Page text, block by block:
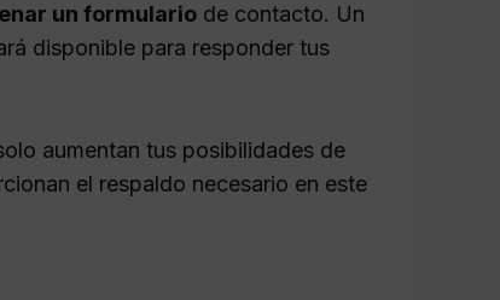
un formulario de contacto. Un
disponible para responder tus
aumentan tus posibilidades de
el respaldo necesario en este